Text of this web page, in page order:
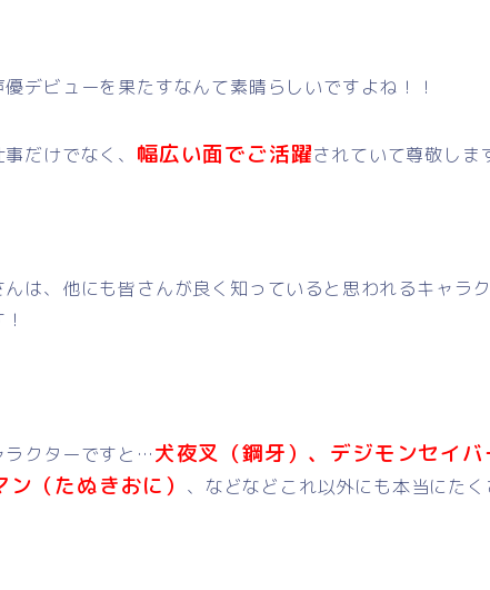
デビューを果たすなんて素晴らしいですよね！！
だけでなく、 幅広い面でご活躍されていて尊敬しま
は、他にも皆さんが良く知っていると思われるキャラ
ラクターですと…犬夜叉（鋼牙）、デジモンセイ
（たぬきおに） 、などなどこれ以外にも本当にた